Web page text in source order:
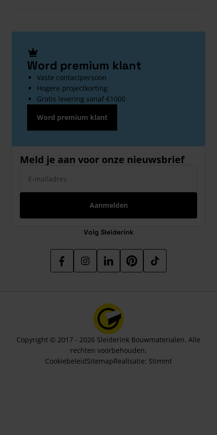
Word premium klant
Vaste contactpersoon
Hogere projectkorting
Gratis levering vanaf €1000
Word premium klant
Meld je aan voor onze nieuwsbrief
Aanmelden
Volg Sleiderink
Copyright © 2017 - 2026 Sleiderink Bouwmaterialen. Alle
rechten voorbehouden.
CookiebeleidSitemapRealisatie: Stimmt